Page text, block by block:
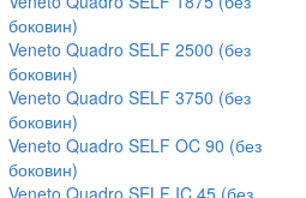
боковин)
Veneto Quadro SELF 2500 (без
боковин)
Veneto Quadro SELF 3750 (без
боковин)
Veneto Quadro SELF OC 90 (без
боковин)